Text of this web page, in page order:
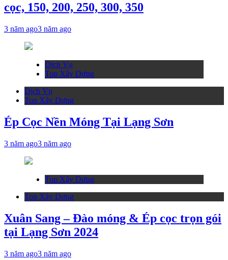
cọc, 150, 200, 250, 300, 350
3 năm ago3 năm ago
Dịch Vụ
Top Xây Dựng
Dịch Vụ
Top Xây Dựng
Ép Cọc Nền Móng Tại Lạng Sơn
3 năm ago3 năm ago
Top Xây Dựng
Top Xây Dựng
Xuân Sang – Đào móng & Ép cọc trọn gói
tại Lạng Sơn 2024
3 năm ago3 năm ago